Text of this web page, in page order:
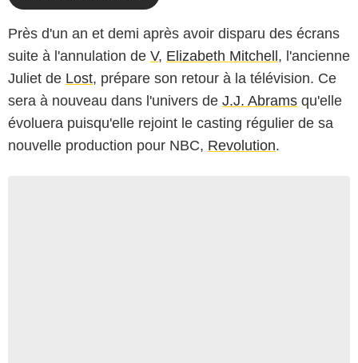
Près d'un an et demi après avoir disparu des écrans
suite à l'annulation de V, Elizabeth Mitchell, l'ancienne
Juliet de Lost, prépare son retour à la télévision. Ce
sera à nouveau dans l'univers de J.J. Abrams qu'elle
évoluera puisqu'elle rejoint le casting régulier de sa
nouvelle production pour NBC, Revolution.